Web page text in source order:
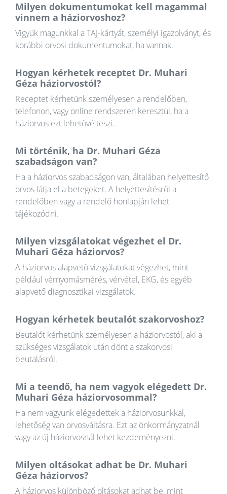
Milyen dokumentumokat kell magammal
vinnem a háziorvoshoz?
Vigyük magunkkal a TAJ-kártyát, személyi igazolványt, és
korábbi orvosi dokumentumokat, ha vannak.
Hogyan kérhetek receptet Dr. Muhari
Géza háziorvostól?
Receptet kérhetünk személyesen a rendelőben,
telefonon, vagy online rendszeren keresztül, ha a
háziorvos ezt lehetővé teszi.
Mi történik, ha Dr. Muhari Géza
szabadságon van?
Ha a háziorvos szabadságon van, általában helyettesítő
orvos látja el a betegeket. A helyettesítésről a
rendelőben vagy a rendelő honlapján lehet
tájékozódni.
Milyen vizsgálatokat végezhet el Dr.
Muhari Géza háziorvos?
A háziorvos alapvető vizsgálatokat végezhet, mint
például vérnyomásmérés, vérvétel, EKG, és egyéb
alapvető diagnosztikai vizsgálatok.
Hogyan kérhetek beutalót szakorvoshoz?
Beutalót kérhetünk személyesen a háziorvostól, aki a
szükséges vizsgálatok után dönt a szakorvosi
beutalásról.
Mi a teendő, ha nem vagyok elégedett Dr.
Muhari Géza háziorvosommal?
Ha nem vagyunk elégedettek a háziorvosunkkal,
lehetőség van orvosváltásra. Ezt az önkormányzatnál
vagy az új háziorvosnál lehet kezdeményezni.
Milyen oltásokat adhat be Dr. Muhari
Géza háziorvos?
A háziorvos különböző oltásokat adhat be, mint